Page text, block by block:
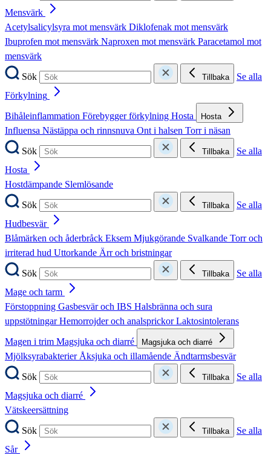
Mensvärk
Acetylsalicylsyra mot mensvärk Diklofenak mot mensvärk
Ibuprofen mot mensvärk Naproxen mot mensvärk Paracetamol mot
mensvärk
Sök
Tillbaka
Se alla
Förkylning
Bihåleinflammation Förebygger förkylning Hosta Hosta
Influensa Nästäppa och rinnsnuva Ont i halsen Torr i näsan
Sök
Tillbaka
Se alla
Hosta
Hostdämpande Slemlösande
Sök
Tillbaka
Se alla
Hudbesvär
Blåmärken och åderbråck Eksem Mjukgörande Svalkande Torr och
irriterad hud Uttorkande Ärr och bristningar
Sök
Tillbaka
Se alla
Mage och tarm
Förstoppning Gasbesvär och IBS Halsbränna och sura
uppstötningarHemorrojder och analsprickorLaktosintolerans
Magen i trim Magsjuka och diarré Magsjuka och diarré
MjölksyrabakterierÅksjuka och illamående Ändtarmsbesvär
Sök
Tillbaka
Se alla
Magsjuka och diarré
Vätskeersättning
Sök
Tillbaka
Se alla
Sår